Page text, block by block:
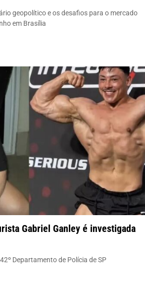
geopolítico e os desafios para o mercado
em Brasília
Gabriel Ganley é investigada
Departamento de Polícia de SP